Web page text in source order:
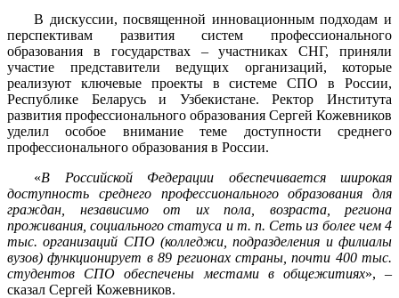
В дискуссии, посвященной инновационным подходам и
перспективам развития систем профессионального
образования в государствах – участниках СНГ, приняли
участие представители ведущих организаций, которые
реализуют ключевые проекты в системе СПО в России,
Республике Беларусь и Узбекистане. Ректор Института
развития профессионального образования Сергей Кожевников
уделил особое внимание теме доступности среднего
профессионального образования в России.
«В Российской Федерации обеспечивается широкая
доступность среднего профессионального образования для
граждан, независимо от их пола, возраста, региона
проживания, социального статуса и т. п. Сеть из более чем 4
тыс. организаций СПО (колледжи, подразделения и филиалы
вузов) функционирует в 89 регионах страны, почти 400 тыс.
студентов СПО обеспечены местами в общежитиях», –
сказал Сергей Кожевников.